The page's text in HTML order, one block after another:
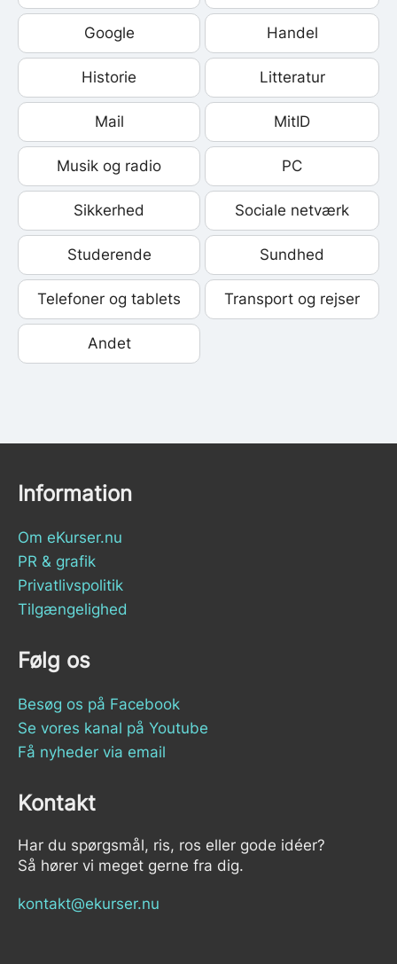
Google Handel
Historie Litteratur
Mail MitID
Musik og radio PC
Sikkerhed Sociale netværk
Studerende Sundhed
Telefoner og tablets Transport og rejser
Andet
Information
Om eKurser.nu
PR & grafik
Privatlivspolitik
Tilgængelighed
Følg os
Besøg os på Facebook
Se vores kanal på Youtube
Få nyheder via email
Kontakt
Har du spørgsmål, ris, ros eller gode idéer?
Så hører vi meget gerne fra dig.
kontakt@ekurser.nu